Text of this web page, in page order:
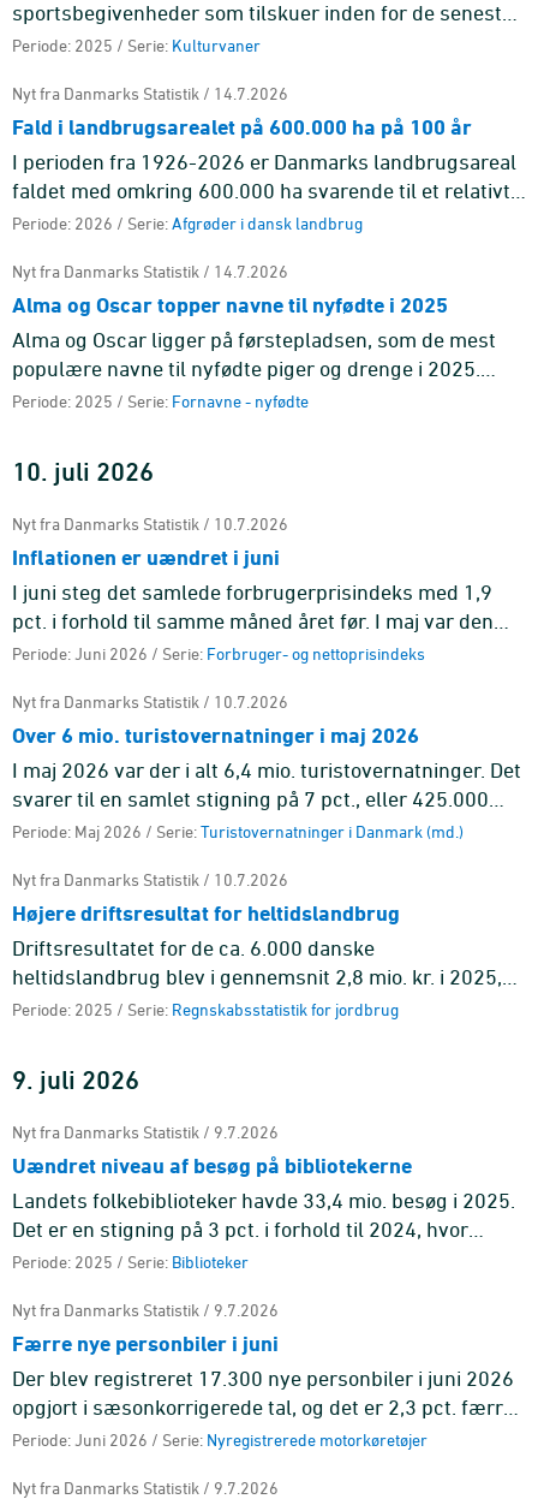
sportsbegivenheder som tilskuer inden for de seneste
12 måneder. De yngste er oftest på stadion. 18 pct.
Periode: 2025 / Serie: Kulturvaner
Nyt fra Danmarks Statistik / 14.7.2026
Fald i landbrugsarealet på 600.000 ha på 100 år
I perioden fra 1926-2026 er Danmarks landbrugsareal
faldet med omkring 600.000 ha svarende til et relativt
fald på 19 pct. Landbrugsarealet toppede i 1938 med
Periode: 2026 / Serie:Afgrøder i dansk landbrug
Nyt fra Danmarks Statistik / 14.7.2026
Alma og Oscar topper navne til nyfødte i 2025
Alma og Oscar ligger på førstepladsen, som de mest
populære navne til nyfødte piger og drenge i 2025.
Begge navne har været på førstepladsen før.
Periode: 2025 / Serie: Fornavne - nyfødte
10. juli 2026
Nyt fra Danmarks Statistik / 10.7.2026
Inflationen er uændret i juni
I juni steg det samlede forbrugerprisindeks med 1,9
pct. i forhold til samme måned året før. I maj var den
tilsvarende stigning ligeledes 1,9 pct. Det er
Periode: Juni 2026 / Serie: Forbruger- og nettoprisindeks
Nyt fra Danmarks Statistik / 10.7.2026
Over 6 mio. turistovernatninger i maj 2026
I maj 2026 var der i alt 6,4 mio. turistovernatninger. Det
svarer til en samlet stigning på 7 pct., eller 425.000
flere overnatninger end i maj 2025. Overnatninger på
Periode: Maj 2026 / Serie:Turistovernatninger i Danmark (md.)
Nyt fra Danmarks Statistik / 10.7.2026
Højere driftsresultat for heltidslandbrug
Driftsresultatet for de ca. 6.000 danske
heltidslandbrug blev i gennemsnit 2,8 mio. kr. i 2025,
hvilket var 1,3 mio. kr. mere end i 2024. Resultatet er en
Periode: 2025 / Serie: Regnskabsstatistik for jordbrug
9. juli 2026
Nyt fra Danmarks Statistik / 9.7.2026
Uændret niveau af besøg på bibliotekerne
Landets folkebiblioteker havde 33,4 mio. besøg i 2025.
Det er en stigning på 3 pct. i forhold til 2024, hvor
folkebibliotekerne havde 32,5 mio. besøg.
Periode: 2025 / Serie: Biblioteker
Nyt fra Danmarks Statistik / 9.7.2026
Færre nye personbiler i juni
Der blev registreret 17.300 nye personbiler i juni 2026
opgjort i sæsonkorrigerede tal, og det er 2,3 pct. færre
end i maj.
Periode: Juni 2026 / Serie: Nyregistrerede motorkøretøjer
Nyt fra Danmarks Statistik / 9.7.2026